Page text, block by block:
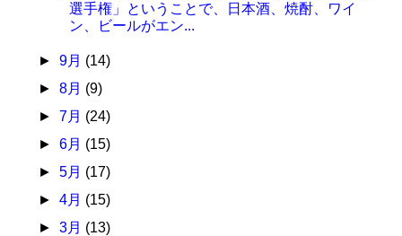
選手権」ということで、日本酒、焼酎、ワイ
ン、ビールがエン...
► 9月 (14)
► 8月 (9)
► 7月 (24)
► 6月 (15)
► 5月 (17)
► 4月 (15)
► 3月 (13)